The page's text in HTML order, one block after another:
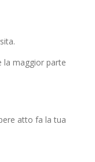
la maggior parte
atto fa la tua